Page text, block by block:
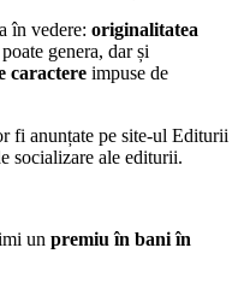
în vedere: originalitatea
genera, dar și
caractere impuse de
fi anunțate pe site-ul Editurii
socializare ale editurii.
un premiu în bani în